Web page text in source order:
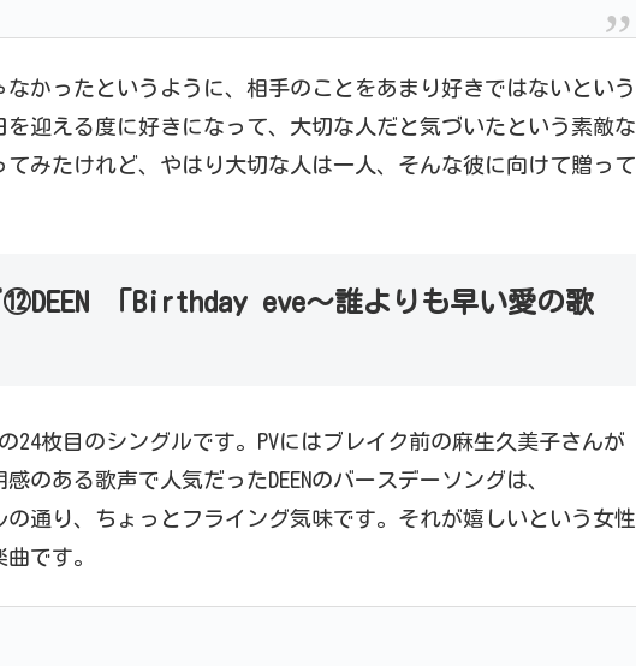
かったというように、相手のことをあまり好きではないという
迎える度に好きになって、大切な人だと気づいたという素敵な
みたけれど、やはり大切な人は一人、そんな彼に向けて贈って
「Birthday eve～誰よりも早い愛の歌
24枚目のシングルです。PVにはブレイク前の麻生久美子さんが
のある歌声で人気だったDEENのバースデーソングは、
通り、ちょっとフライング気味です。それが嬉しいという女性
です。